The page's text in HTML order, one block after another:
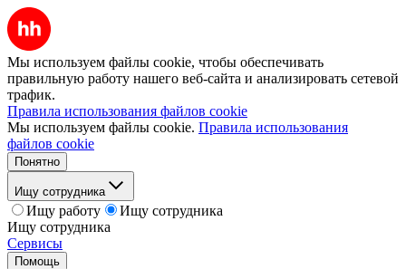
Мы используем файлы cookie, чтобы обеспечивать
правильную работу нашего веб-сайта и анализировать сетевой
трафик.
Правила использования файлов cookie
Мы используем файлы cookie. Правила использования
файлов cookie
Понятно
Ищу сотрудника
Ищу работу
Ищу сотрудника
Ищу сотрудника
Сервисы
Помощь